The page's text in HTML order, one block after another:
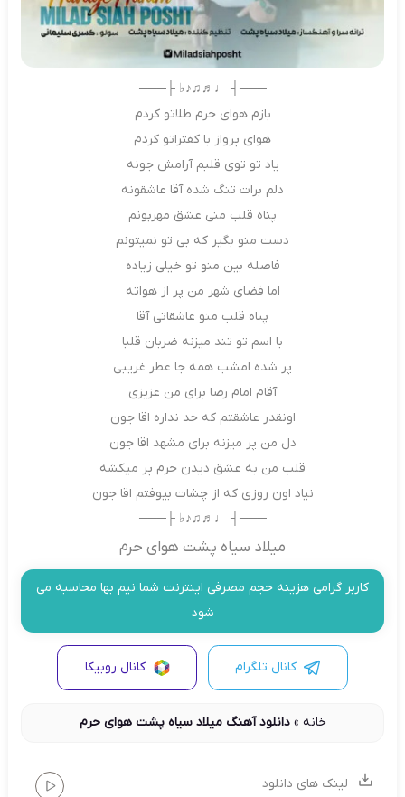
───┤ ♩♬♫♪♭ ├───
بازم هوای حرم طلاتو کردم
هوای پرواز با کفتراتو کردم
یاد تو توی قلبم آرامش جونه
دلم برات تنگ شده آقا عاشقونه
پناه قلب منی عشق مهربونم
دست منو بگیر که بی تو نمیتونم
فاصله بین منو تو خیلی زیاده
اما فضای شهر من پر از هواته
پناه قلب منو عاشقاتی آقا
با اسم تو تند میزنه ضربان قلبا
پر شده امشب همه جا عطر غریبی
آقام امام رضا برای من عزیزی
اونقدر عاشقتم که حد نداره اقا جون
دل من پر میزنه برای مشهد اقا جون
قلب من به عشق دیدن حرم پر میکشه
نیاد اون روزی که از چشات بیوفتم اقا جون
───┤ ♩♬♫♪♭ ├───
میلاد سیاه پشت هوای حرم
کاربر گرامی هزینه حجم مصرفی اینترنت شما نیم بها محاسبه می
شود
کانال تلگرام کانال روبیکا
خانه »دانلود آهنگ میلاد سیاه پشت هوای حرم
لینک های دانلود